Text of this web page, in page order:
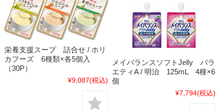
栄養支援スープ 詰合せ / ホリ
カフーズ 6種類×各5個入
（30P）
¥9,087(税込)
メイバランスソフトJelly バラ
エティA / 明治 125mL 4種×6
個
¥7,794(税込)